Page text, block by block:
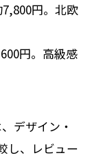
7,800円。北欧
円。高級感
デザイン・
し、レビュー